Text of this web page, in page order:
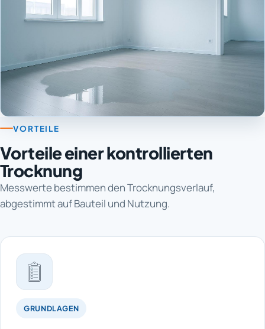
VORTEILE
Vorteile einer kontrollierten
Trocknung
Messwerte bestimmen den Trocknungsverlauf,
abgestimmt auf Bauteil und Nutzung.
GRUNDLAGEN